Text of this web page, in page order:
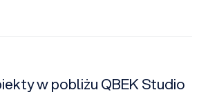
w pobliżu QBEK Studio